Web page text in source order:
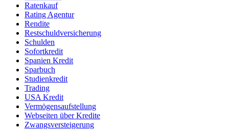
Ratenkauf
Rating Agentur
Rendite
Restschuldversicherung
Schulden
Sofortkredit
Spanien Kredit
Sparbuch
Studienkredit
Trading
USA Kredit
Vermögensaufstellung
Webseiten über Kredite
Zwangsversteigerung